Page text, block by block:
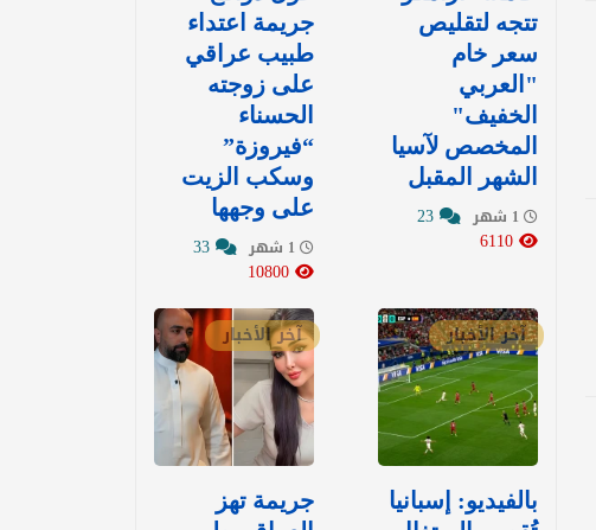
تتجه لتقليص
سعر خام
"العربي
الخفيف"
المخصص لآسيا
الشهر المقبل
جريمة اعتداء
طبيب عراقي
على زوجته
الحسناء
“فيروزة”
وسكب الزيت
على وجهها
آخر الأخبار
بالفيديو: إسبانيا
آخر الأخبار
جريمة تهز